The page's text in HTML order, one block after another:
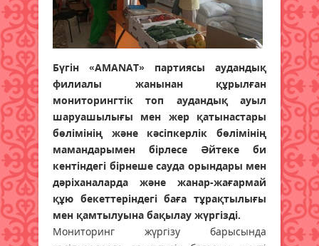
Бүгін «AMANAT» партиясы аудандық
филиалы жанынан құрылған
мониторингтік топ аудандық ауыл
шаруашылығы мен жер қатынастары
бөлімінің және кәсіпкерлік бөлімінің
мамандарымен бірлесе Әйтеке би
кентіндегі бірнеше сауда орындары мен
дәріханаларда және жанар-жағармай
құю бекеттеріндегі баға тұрақтылығы
мен қамтылуына бақылау жүргізді.
Мониторинг жүргізу барысында